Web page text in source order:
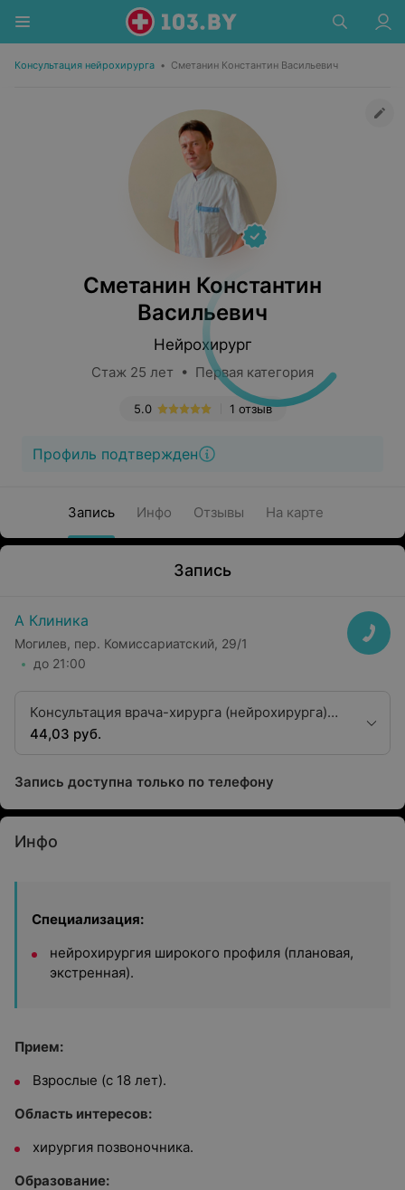
Консультация нейрохирурга • Сметанин Константин Васильевич
Сметанин Константин
Васильевич
Нейрохирург
Стаж 25 лет • Первая категория
1 отзыв
5.0
Профиль подтвержден
Запись Инфо Отзывы На карте
Запись
А Клиника
Могилев, пер. Комиссариатский, 29/1
до 21:00
Консультация врача-хирурга (нейрохирурга)
первой квалификационной категории
44,03 руб.
Запись доступна только по телефону
Инфо
Специализация:
нейрохирургия широкого профиля (плановая,
экстренная).
Прием:
Взрослые (с 18 лет).
Область интересов:
хирургия позвоночника.
Образование: